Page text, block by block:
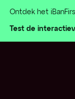
Ontdek het
Test de